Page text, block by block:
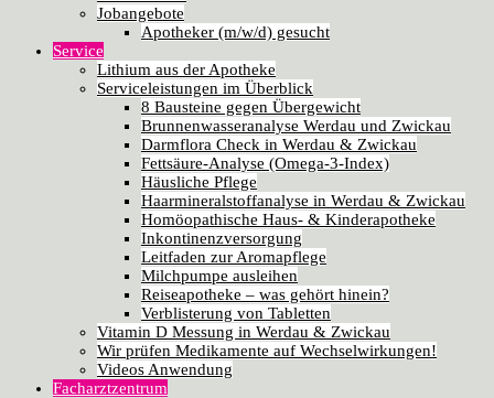
Jobangebote
Apotheker (m/w/d) gesucht
Service
Lithium aus der Apotheke
Serviceleistungen im Überblick
8 Bausteine gegen Übergewicht
Brunnenwasseranalyse Werdau und Zwickau
Darmflora Check in Werdau & Zwickau
Fettsäure-Analyse (Omega-3-Index)
Häusliche Pflege
Haarmineralstoffanalyse in Werdau & Zwickau
Homöopathische Haus- & Kinderapotheke
Inkontinenzversorgung
Leitfaden zur Aromapflege
Milchpumpe ausleihen
Reiseapotheke – was gehört hinein?
Verblisterung von Tabletten
Vitamin D Messung in Werdau & Zwickau
Wir prüfen Medikamente auf Wechselwirkungen!
Videos Anwendung
Facharztzentrum